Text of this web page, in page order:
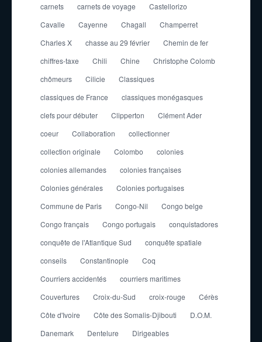
carnets
carnets de voyage
Castellorizo
Cavalle
Cayenne Chagall
Champerret
Charles X
chasse au 29 février
Chemin de fer
chiffres-taxe
Chili Chine
Christophe Colomb
chômeurs
Cilicie
Classiques
classiques de France
classiques monégasques
clefs pour débuter
Clipperton
Clément Ader
coeur
Collaboration
collectionner
collection originale
Colombo
colonies
colonies allemandes
colonies françaises
Colonies générales
Colonies portugaises
Commune de Paris
Congo-Nil
Congo belge
Congo français
Congo portugais
conquistadores
conquête de l'Atlantique Sud
conquête spatiale
conseils
Constantinople
Coq
Courriers accidentés
courriers maritimes
Couvertures
Croix-du-Sud croix-rouge
Cérès
Côte d'Ivoire
Côte des Somalis-Djibouti
D.O.M.
Danemark
Dentelure
Dirigeables